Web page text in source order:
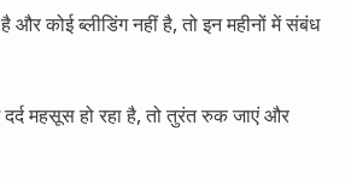
कोई ब्लीडिंग नहीं है, तो इन महीनों में संबंध
महसूस हो रहा है, तो तुरंत रुक जाएं और